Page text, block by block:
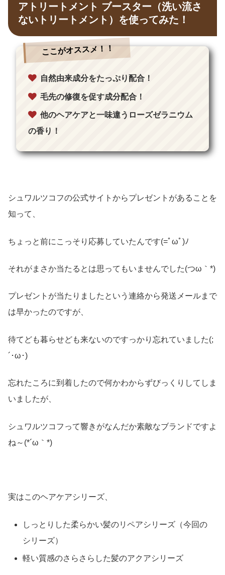
アトリートメント ブースター（洗い流さ
ないトリートメント）を使ってみた！
ここがオススメ！！
自然由来成分をたっぷり配合！
毛先の修復を促す成分配合！
他のヘアケアと一味違うローズゼラニウム
の香り！
シュワルツコフの公式サイトからプレゼントがあることを
知って、
ちょっと前にこっそり応募していたんです(=ﾟωﾟ)ﾉ
それがまさか当たるとは思ってもいませんでした(つω｀*)
プレゼントが当たりましたという連絡から発送メールまで
は早かったのですが、
待てども暮らせども来ないのですっかり忘れていました(;
´･ω･)
忘れたころに到着したので何かわからずびっくりしてしま
いましたが、
シュワルツコフって響きがなんだか素敵なブランドですよ
ね～(*´ω｀*)
実はこのヘアケアシリーズ、
しっとりした柔らかい髪のリペアシリーズ（今回の
シリーズ）
軽い質感のさらさらした髪のアクアシリーズ